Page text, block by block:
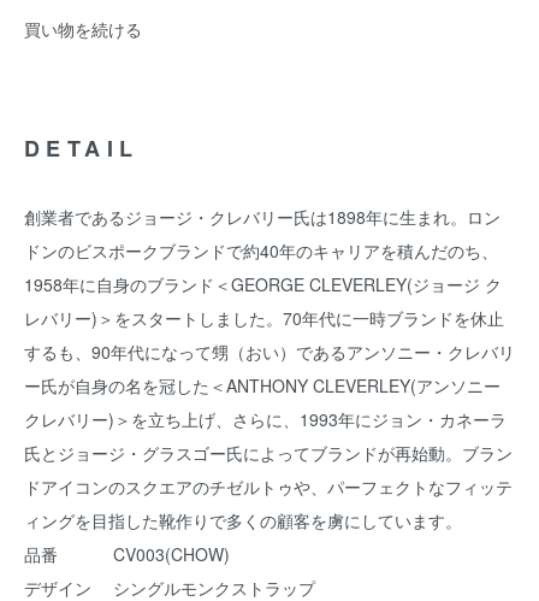
買い物を続ける
DETAIL
創業者であるジョージ・クレバリー氏は1898年に生まれ。ロン
ドンのビスポークブランドで約40年のキャリアを積んだのち、
1958年に自身のブランド＜GEORGE CLEVERLEY(ジョージ ク
レバリー)＞をスタートしました。70年代に一時ブランドを休止
するも、90年代になって甥（おい）であるアンソニー・クレバリ
ー氏が自身の名を冠した＜ANTHONY CLEVERLEY(アンソニー
クレバリー)＞を立ち上げ、さらに、1993年にジョン・カネーラ
氏とジョージ・グラスゴー氏によってブランドが再始動。ブラン
ドアイコンのスクエアのチゼルトゥや、パーフェクトなフィッテ
ィングを目指した靴作りで多くの顧客を虜にしています。
品番 CV003(CHOW)
デザイン シングルモンクストラップ